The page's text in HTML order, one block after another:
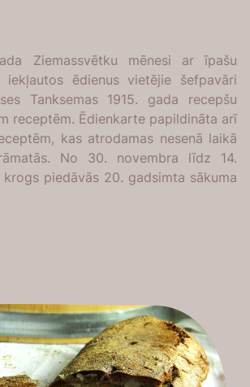
Ziemassvētku mēnesi ar īpašu
iekļautos ēdienus vietējie šefpavāri
Tanksemas 1915. gada recepšu
receptēm. Ēdienkarte papildināta arī
kas atrodamas nesenā laikā
No 30. novembra līdz 14.
krogs piedāvās 20. gadsimta sākuma